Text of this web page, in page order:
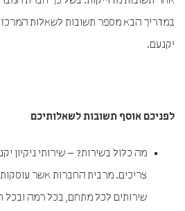
במדריך הבא מספר תשובות לשאלות
יקנעם.
לפניכם אוסף תשובות לשאלותיכם
מה כלול בשירות? – שירותי ניקיון
צריכים. מרבית החברות אשר
שירותים לכל מתחם, בכל רמה ובכל